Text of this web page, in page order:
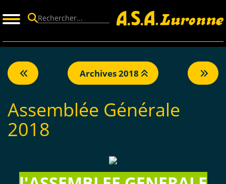
Archives 2018
Assemblée Générale
2018